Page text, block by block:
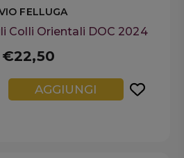
FELLUGA
Colli Orientali DOC 2024
€22,50
AGGIUNGI